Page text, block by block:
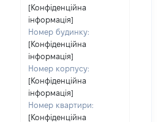
[Конфіденційна
інформація]
Номер будинку:
[Конфіденційна
інформація]
Номер корпусу:
[Конфіденційна
інформація]
Номер квартири:
[Конфіденційна